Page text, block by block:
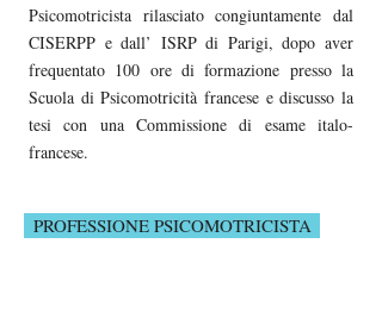
Psicomotricista rilasciato congiuntamente dal
CISERPP e dall’ ISRP di Parigi, dopo aver
frequentato 100 ore di formazione presso la
Scuola di Psicomotricità francese e discusso la
tesi con una Commissione di esame italo-
francese.​​​​​​​​​​​
PROFESSIONE PSICOMOTRICISTA